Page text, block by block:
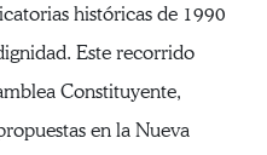
históricas de 1990
Este recorrido
Constituyente,
en la Nueva